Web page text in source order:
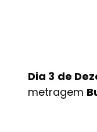
Dia 3 de
metragem